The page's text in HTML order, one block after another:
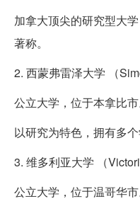
加拿大顶尖的研究型大
著称。
2. 西蒙弗雷泽大学 （
公立大学，位于本拿比市
以研究为特色，拥有多个
3. 维多利亚大学 （
公立大学，位于温哥华市